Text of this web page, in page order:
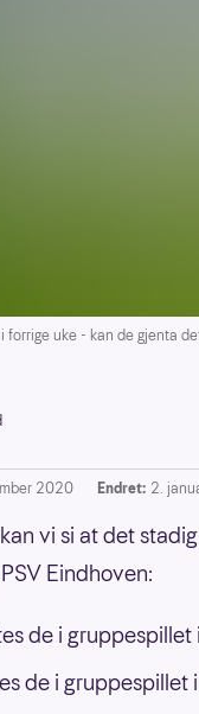
uke - kan de gjenta
2020 Endret: 2.
vi si at det
Eindhoven:
de i gruppespillet
de i gruppespillet